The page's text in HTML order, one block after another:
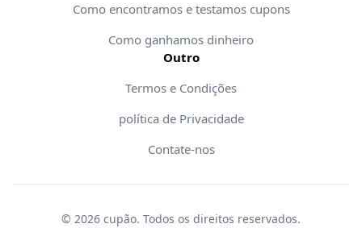
Como encontramos e testamos cupons
Como ganhamos dinheiro
Outro
Termos e Condições
política de Privacidade
Contate-nos
© 2026 cupão. Todos os direitos reservados.